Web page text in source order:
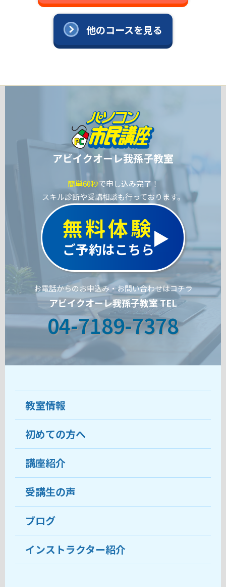
他のコースを見る
アビイクオーレ我孫子教室
簡単60秒で申し込み完了！
スキル診断や受講相談も行っております。
無料体験
ご予約はこちら
お電話からのお申込み・お問い合わせはコチラ
アビイクオーレ我孫子教室 TEL
04-7189-7378
教室情報
教室について
受講生の声
おすすめ・人気の講座
目的から講座を探す
教室ブログ
初めての方へ
ココがおすすめ
料金
受講までの流れ
よくあるご質問
講座紹介
受講生の声
ブログ
インストラクター紹介